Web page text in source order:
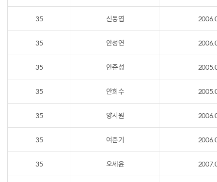
35 신동엽
35 안성연
35 안준성
35 안희수
35 양시원
35 여준기
35 오세윤